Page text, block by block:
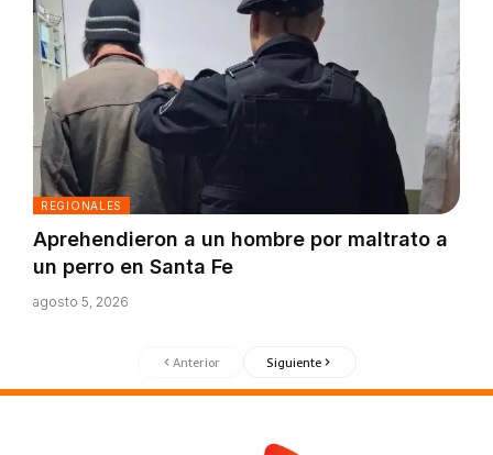
REGIONALES
Aprehendieron a un hombre por maltrato a
un perro en Santa Fe
agosto 5, 2026
Anterior Siguiente